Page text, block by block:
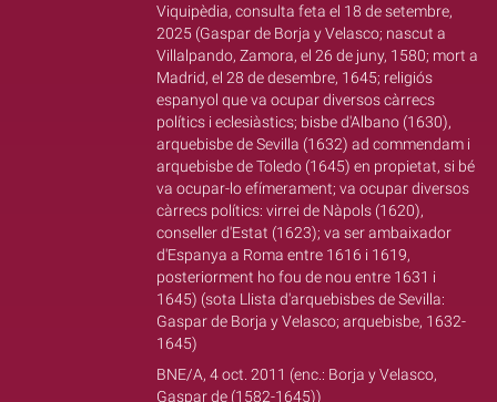
Viquipèdia, consulta feta el 18 de setembre,
2025 (Gaspar de Borja y Velasco; nascut a
Villalpando, Zamora, el 26 de juny, 1580; mort a
Madrid, el 28 de desembre, 1645; religiós
espanyol que va ocupar diversos càrrecs
polítics i eclesiàstics; bisbe d'Albano (1630),
arquebisbe de Sevilla (1632) ad commendam i
arquebisbe de Toledo (1645) en propietat, si bé
va ocupar-lo efímerament; va ocupar diversos
càrrecs polítics: virrei de Nàpols (1620),
conseller d'Estat (1623); va ser ambaixador
d'Espanya a Roma entre 1616 i 1619,
posteriorment ho fou de nou entre 1631 i
1645) (sota Llista d'arquebisbes de Sevilla:
Gaspar de Borja y Velasco; arquebisbe, 1632-
1645)
BNE/A, 4 oct. 2011 (enc.: Borja y Velasco,
Gaspar de (1582-1645))